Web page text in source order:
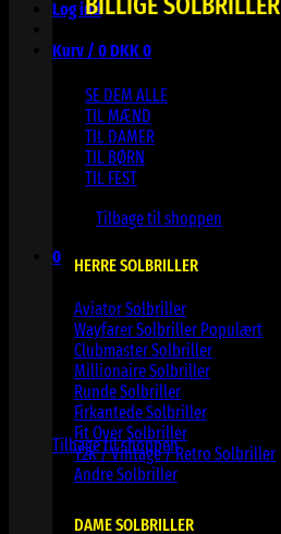
Log ind
Kurv / 0DKK0
Ingen varer i kurven.
Tilbage til shoppen
0
Kurv
Ingen varer i kurven.
Tilbage til shoppen
SE DEM ALLE
TIL MÆND
TIL DAMER
TIL BØRN
TIL FEST
HERRE SOLBRILLER
Aviator Solbriller
Wayfarer Solbriller
Clubmaster Solbriller
Millionaire Solbriller
Runde Solbriller
Firkantede Solbriller
Fit Over Solbriller
Y2K / Vintage / Retro Solbriller
Andre Solbriller
DAME SOLBRILLER